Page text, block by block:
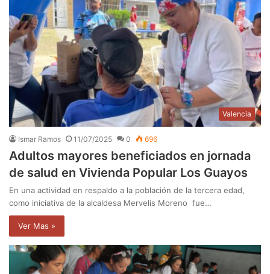
Valencia
Ismar Ramos 11/07/2025 0 696
Adultos mayores beneficiados en jornada
de salud en Vivienda Popular Los Guayos
En una actividad en respaldo a la población de la tercera edad,
como iniciativa de la alcaldesa Mervelis Moreno fue…
Ver Mas »